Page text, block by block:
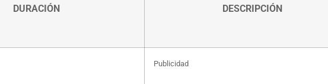
DURACIÓN DESCRIPCIÓN
Publicidad